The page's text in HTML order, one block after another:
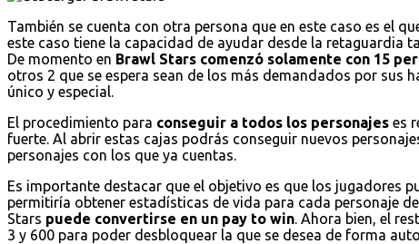
También se cuenta con otra persona que en este caso es el
este caso tiene la capacidad de ayudar desde la retaguardia
De momento en Brawl Stars comenzó solamente con 15
otros 2 que se espera sean de los más demandados por sus
único y especial.
El procedimiento para conseguir a todos los personajes es
fuerte. Al abrir estas cajas podrás conseguir nuevos
personajes con los que ya cuentas.
Es importante destacar que el objetivo es que los jugadores
permitiría obtener estadísticas de vida para cada personaje
Stars puede convertirse en un pay to win . Ahora bien, el
3 y 600 para poder desbloquear la que se desea de forma